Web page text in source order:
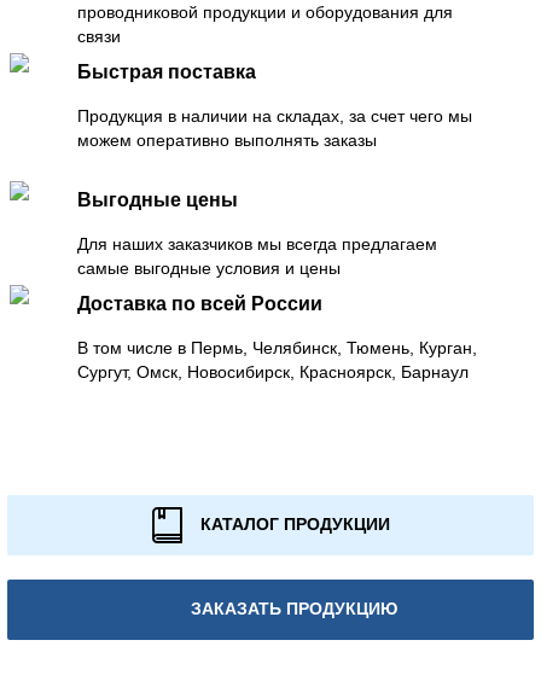
проводниковой продукции и оборудования для
связи
Быстрая поставка
Продукция в наличии на складах, за счет чего мы
можем оперативно выполнять заказы
Выгодные цены
Для наших заказчиков мы всегда предлагаем
самые выгодные условия и цены
Доставка по всей России
В том числе в Пермь, Челябинск, Тюмень, Курган,
Сургут, Омск, Новосибирск, Красноярск, Барнаул
КАТАЛОГ ПРОДУКЦИИ
ЗАКАЗАТЬ ПРОДУКЦИЮ